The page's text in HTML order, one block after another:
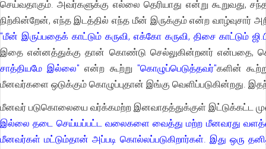
செய்வதாகும். அவர்களுக்கு எல்லை தெரியாது என்று கூறுவது,
நிற்கின்றேன், எந்த இடத்தில் எந்த மீன் இருக்கும் என்ற வாழ்வுசார்
"மீன் இருப்பதைக் காட்டும் கருவி, எக்கோ கருவி, திசை காட்டும்
இதை என்னத்துக்கு தான் கொண்டு செல்லுகின்றனர் என்பதை,
சாத்தியமே இல்லை" என்ற கூற்று "கொழுப்பெடுத்தவர்"களின்
மீனவர்களை ஒடுக்கும் கொழுப்புதான் இங்கு வெளிப்படுகின்றது.
மீனவர் படுகொலையை வர்க்கமற்ற இனவாதத்துக்குள் இட்டுக்கட்ட
இல்லை தடை செய்யப்பட்ட வலைகளை வைத்து மற்ற மீனவரது
மீனவர்கள் மட்டும்தான் அப்படி கொல்லப்படுகிறார்கள். இது ஒரு